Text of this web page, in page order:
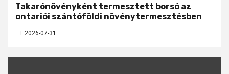
Takarónövényként termesztett borsó az
ontariói szántóföldi növénytermesztésben
2026-07-31